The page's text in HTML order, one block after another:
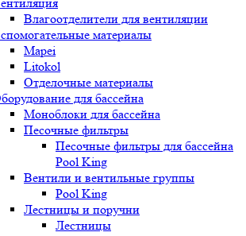
Влагоотделители для вентиляции
материалы
Mapei
Litokol
Отделочные материалы
для бассейна
Моноблоки для бассейна
Песочные фильтры
Песочные фильтры для бассейна
Pool King
Вентили и вентильные группы
Pool King
Лестницы и поручни
Лестницы